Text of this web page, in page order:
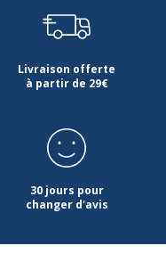
Livraison offerte
à partir de 29€
30 jours pour
changer d'avis